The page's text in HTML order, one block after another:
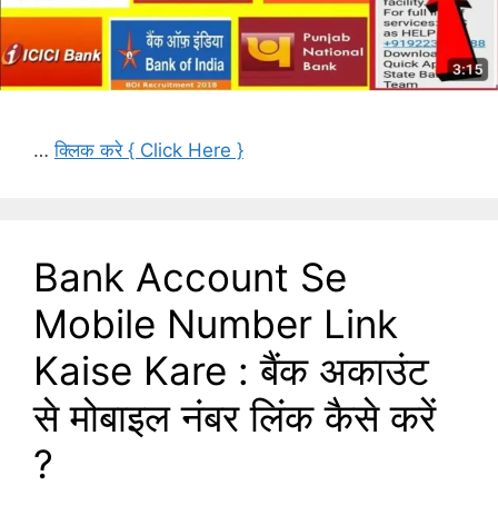
…क्लिक करे { Click Here }
Bank Account Se
Mobile Number Link
Kaise Kare : बैंक अकाउंट
से मोबाइल नंबर लिंक कैसे करें
?